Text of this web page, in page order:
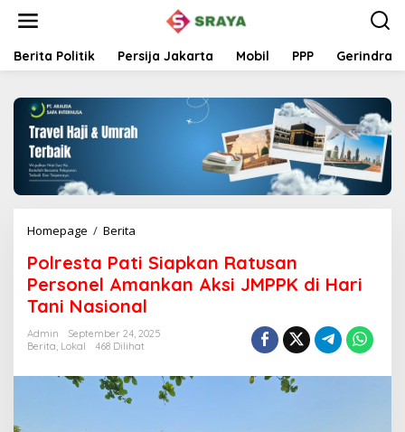
t
Berita Politik Persija Jakarta Mobil PPP Gerindra
Homepage / Berita
l
r
e
s
t
a
a
Polresta Pati Siapkan Ratusan
Personel Amankan Aksi JMPPK di Hari
Tani Nasional
Admin
September 24, 2025
Berita Lokal 468 Dilihat